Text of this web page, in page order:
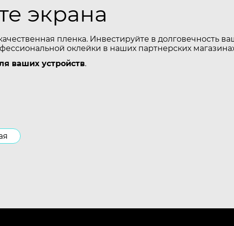
экрана
пленка. Инвестируйте в долговечность
оклейки в наших партнерских
ваших устройств.